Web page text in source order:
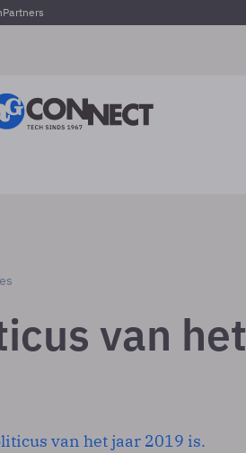
Partners
van het
van het jaar 2019 is.